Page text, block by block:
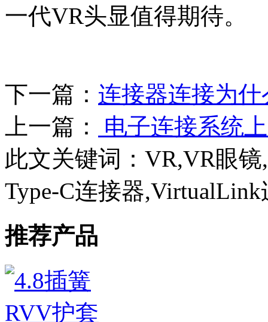
一代VR头显值得期待。
下一篇： 连接器连接为
上一篇：
电子连接系统
此文关键词： VR,VR眼
Type-C连接器
推荐产品